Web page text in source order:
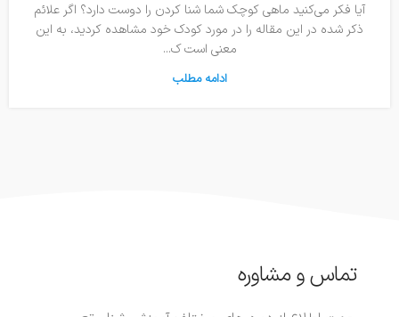
آیا فکر می‌کنید ماهی کوچک شما شنا کردن را دوست دارد؟ اگر علائم
ذکر شده در این مقاله را در مورد کودک خود مشاهده کردید، به این
معنی است ک...
ادامه مطلب
تماس و مشاوره